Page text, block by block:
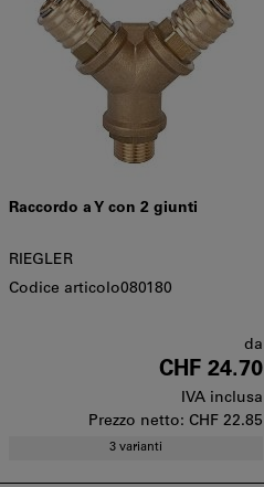
Raccordo a Y con 2 giunti
RIEGLER
Codice articolo080180
da
CHF 24.70
IVA inclusa
Prezzo netto:CHF 22.85
3 varianti